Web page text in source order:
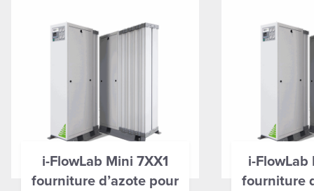
i-FlowLab Mini 7XX1
fourniture d’azote pour
i-FlowLab
fourniture